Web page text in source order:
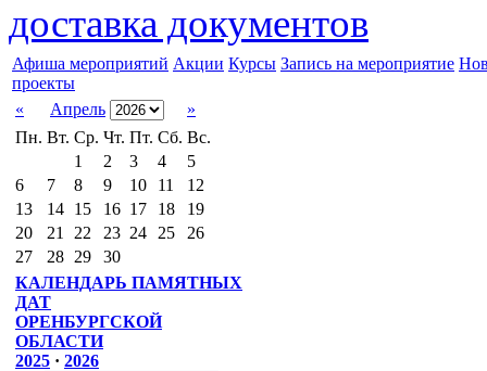
доставка документов
Афиша мероприятий Акции Курсы Запись на мероприятие
проекты
«
Апрель
»
Пн. Вт. Ср. Чт. Пт. Сб. Вс.
1
2 3 4
5
6
7 8 9 10 11
12
13
14 15 16 17 18
19
20
21 22 23 24 25
26
27
28 29
30
КАЛЕНДАРЬ ПАМЯТНЫХ
ДАТ
ОРЕНБУРГСКОЙ
ОБЛАСТИ
2025 · 2026